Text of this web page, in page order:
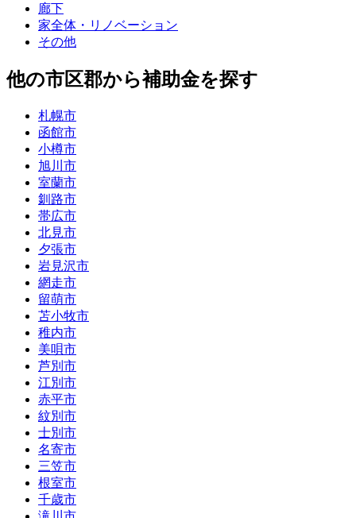
廊下
家全体・リノベーション
その他
他の市区郡から補助金を探す
札幌市
函館市
小樽市
旭川市
室蘭市
釧路市
帯広市
北見市
夕張市
岩見沢市
網走市
留萌市
苫小牧市
稚内市
美唄市
芦別市
江別市
赤平市
紋別市
士別市
名寄市
三笠市
根室市
千歳市